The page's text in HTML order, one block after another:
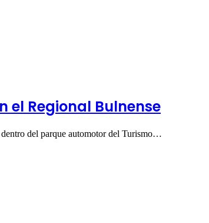
el Regional Bulnense
del parque automotor del Turismo…